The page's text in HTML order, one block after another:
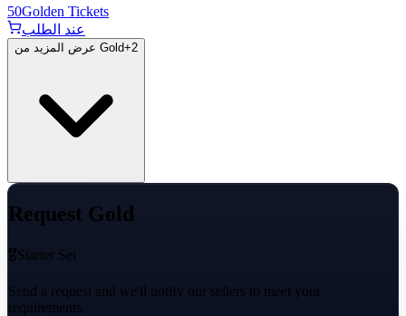
50Golden Tickets
عند الطلب
عرض المزيد من Gold+2
Request Gold
🎖️Starter Set
Send a request and we'll notify our sellers to meet your
requirements.